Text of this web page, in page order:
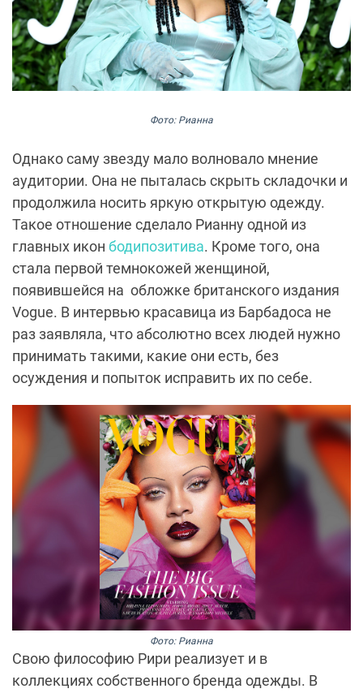
Фото: Рианна
Однако саму звезду мало волновало мнение
аудитории. Она не пыталась скрыть складочки и
продолжила носить яркую открытую одежду.
Такое отношение сделало Рианну одной из
главных икон бодипозитива. Кроме того, она
стала первой темнокожей женщиной,
появившейся на обложке британского издания
Vogue. В интервью красавица из Барбадоса не
раз заявляла, что абсолютно всех людей нужно
принимать такими, какие они есть, без
осуждения и попыток исправить их по себе.
Фото: Рианна
Свою философию Рири реализует и в
коллекциях собственного бренда одежды. В